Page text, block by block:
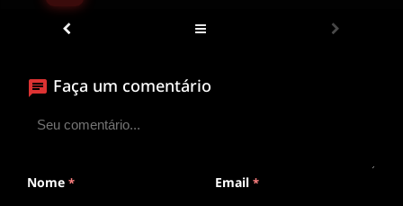
▶
ANIMEPLAYER
Clique para assistir
Faça um comentário
Nome * Email *